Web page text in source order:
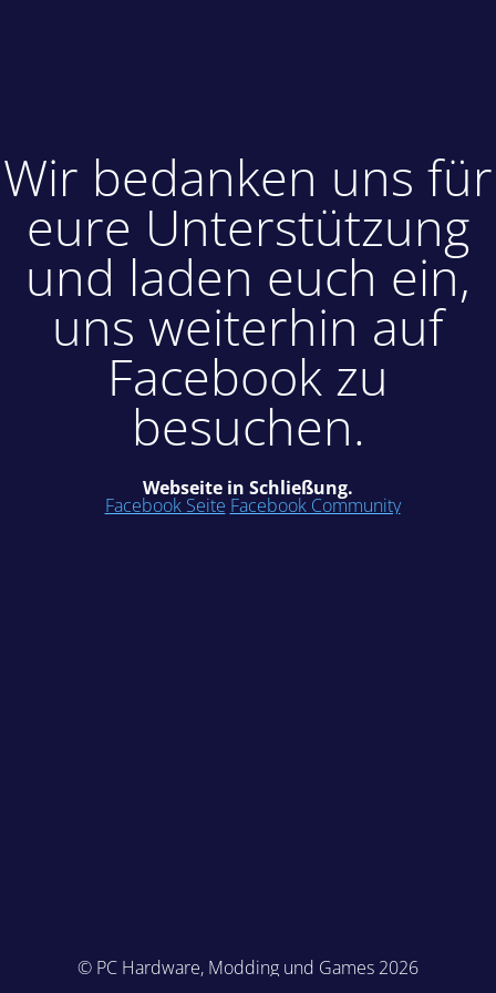
Wir bedanken uns für
eure Unterstützung
und laden euch ein,
uns weiterhin auf
Facebook zu
besuchen.
Webseite in Schließung.
Facebook Seite Facebook Community
© PC Hardware, Modding und Games 2026